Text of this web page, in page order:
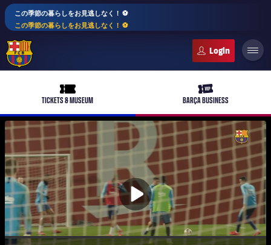
この季節の暮らしをお見逃しなく！ ⚽️
この季節の暮らしをお見逃しなく！ ⚽️
ticket-full
TICKETS & MUSEUM
ticket-vip
BARÇA BUSINESS
plusicon
label.aria.plus
バルサアカデミー
plusicon
label.aria.plus
PLUSICON
LABEL.ARIA.PLUS
トップチーム
女子サッカー
plusicon
label.aria.plus